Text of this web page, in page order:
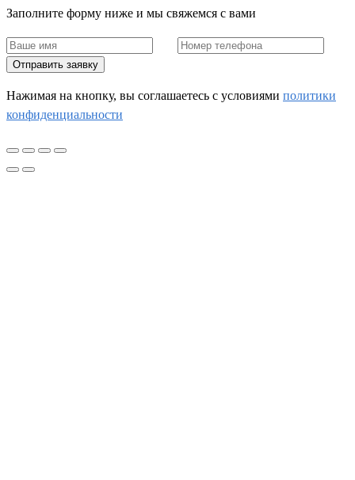
Заполните форму ниже и мы свяжемся с вами
Отправить заявку
Нажимая на кнопку, вы соглашаетесь c условиями политики
конфиденциальности